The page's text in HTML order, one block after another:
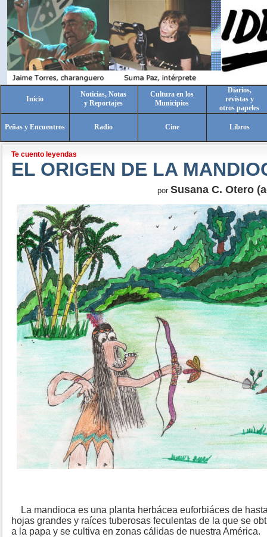
Inicio
Noticias, Notas
y Reportajes
Cultura en los
Municipios
Diarios,
revistas y
otros papeles
Peñas y Encuentros Radio Cine Libros
Te cuento leyendas
EL ORIGEN DE LA
por Susana C. Otero
La mandioca es una planta herbácea euforbiáces de
hojas grandes y raíces tuberosas feculentas de la que se
a la papa y se cultiva en zonas cálidas de nuestra América.